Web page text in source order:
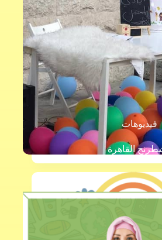
فيديوهات
القاهرة